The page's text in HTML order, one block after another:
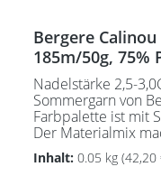
Bergere
185m/
Nadelstärke 2,5-
Sommergarn von
Farbpalette ist mit
Der Materialmix
griffig. Die Wolle ist
dem Waschen
Inhalt: 0.05 kg (42,20